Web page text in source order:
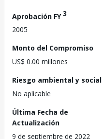
Aprobación FY3
2005
Monto del Compromiso
US$ 0.00 millones
Riesgo ambiental y social
No aplicable
Última Fecha de
Actualización
9 de septiembre de 2022